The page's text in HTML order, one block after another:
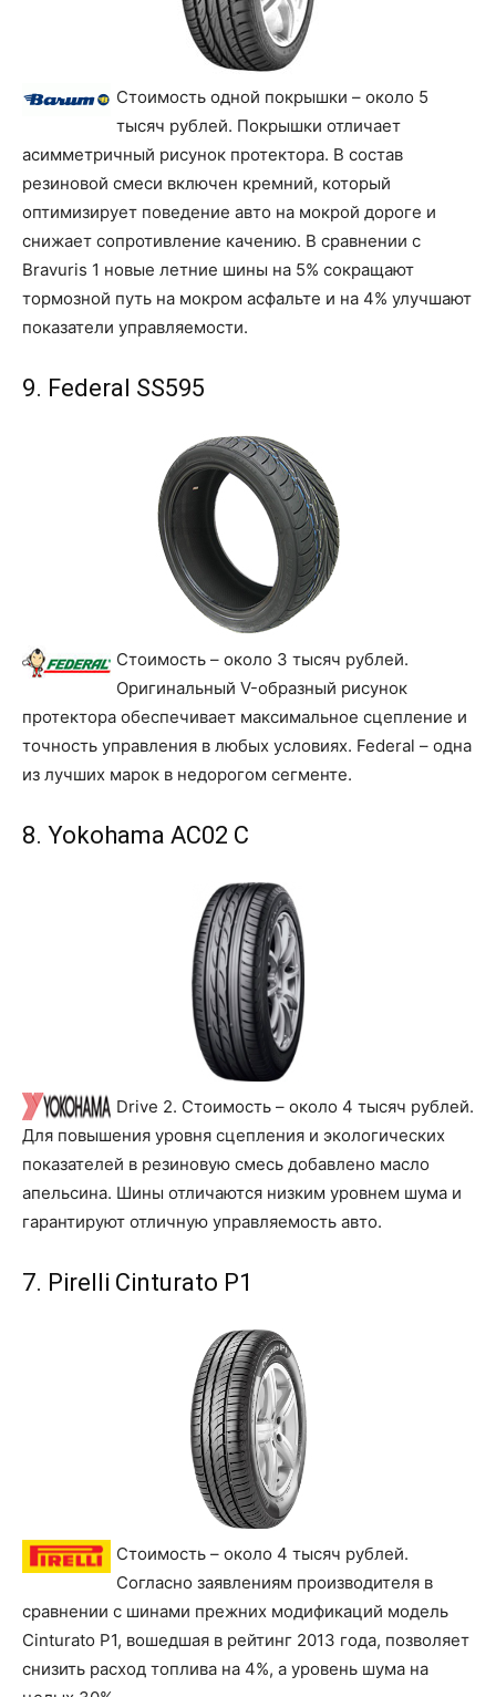
Стоимость одной покрышки – около 5
тысяч рублей. Покрышки отличает
асимметричный рисунок протектора. В состав
резиновой смеси включен кремний, который
оптимизирует поведение авто на мокрой дороге и
снижает сопротивление качению. В сравнении с
Bravuris 1 новые летние шины на 5% сокращают
тормозной путь на мокром асфальте и на 4% улучшают
показатели управляемости.
9. Federal SS595
Стоимость – около 3 тысяч рублей.
Оригинальный V-образный рисунок
протектора обеспечивает максимальное сцепление и
точность управления в любых условиях. Federal – одна
из лучших марок в недорогом сегменте.
8. Yokohama AC02 C
Drive 2. Стоимость – около 4 тысяч рублей.
Для повышения уровня сцепления и экологических
показателей в резиновую смесь добавлено масло
апельсина. Шины отличаются низким уровнем шума и
гарантируют отличную управляемость авто.
7. Pirelli Cinturato P1
Стоимость – около 4 тысяч рублей.
Согласно заявлениям производителя в
сравнении с шинами прежних модификаций модель
Cinturato P1, вошедшая в рейтинг 2013 года, позволяет
снизить расход топлива на 4%, а уровень шума на